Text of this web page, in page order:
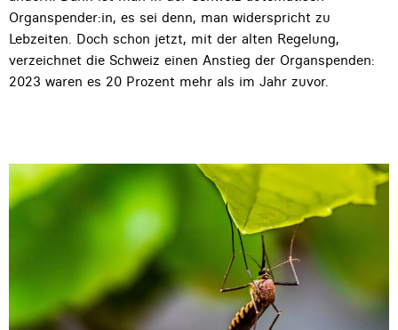
Organspender:in, es sei denn, man widerspricht zu
Lebzeiten. Doch schon jetzt, mit der alten Regelung,
verzeichnet die Schweiz einen Anstieg der Organspenden:
2023 waren es 20 Prozent mehr als im Jahr zuvor.